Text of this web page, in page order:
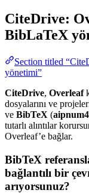
CiteDrive:
BibLaTeX
Section titled
yönetimi”
CiteDrive, Overleaf
dosyalarını ve
ve BibTeX (
tutarlı alıntılar
Overleaf’e bağlar.
BibTeX
bağlantılı bir
arıyorsunuz?